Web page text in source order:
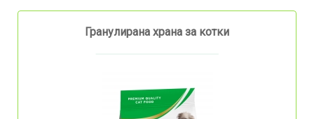
Гранулирана храна за котки